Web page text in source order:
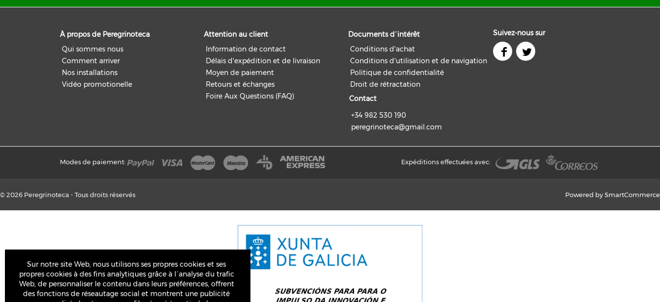
Sur notre site Web, nous utilisons ses propres cookies et ses
propres cookies à des fins analytiques grâce à l´analyse du trafic
Web, de personnaliser le contenu dans leurs préférences, offrent
des fonctions de réseautage social et montrent une publicité
À propos de Peregrinoteca
Qui sommes nous
Comment arriver
Nos installations
Vidéo promotionelle
Attention au client
Information de contact
Délais d'expédition et de livraison
Moyen de paiement
Retours et échanges
Foire Aux Questions (FAQ)
Documents d´intérêt
Conditions d'achat
Conditions d'utilisation et de navigation
Politique de confidentialité
Droit de rétractation
Contact
+34 982 530 190
peregrinoteca@gmail.com
Suivez-nous sur
Modes de paiement: Expéditions effectuées avec:
© 2026 Peregrinoteca - Tous droits réservés Powered by SmartCommerce